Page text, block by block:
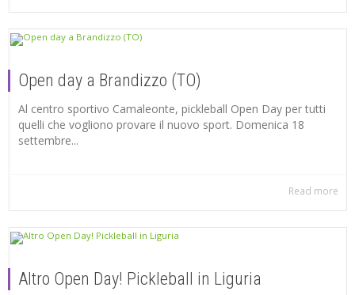
Open day a Brandizzo (TO)
Al centro sportivo Camaleonte, pickleball Open Day per tutti
quelli che vogliono provare il nuovo sport. Domenica 18
settembre...
Read more
Altro Open Day! Pickleball in Liguria